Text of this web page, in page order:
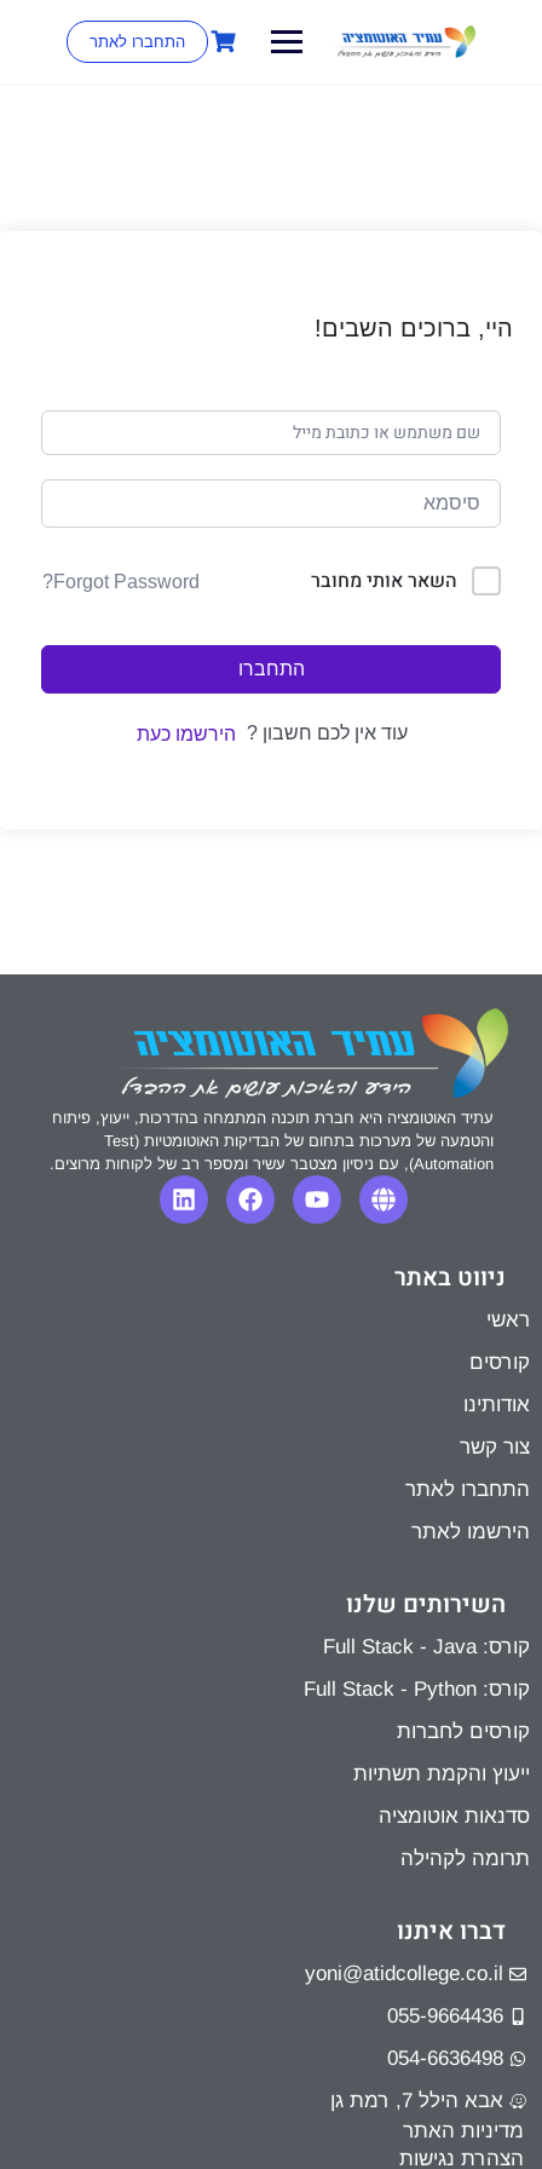
התחברו לאתר
היי, ברוכים השבים!
השאר אותי מחובר Forgot Password?
התחברו
עוד אין לכם חשבון ? הירשמו כעת
עתיד האוטומציה היא חברת תוכנה המתמחה בהדרכות, ייעוץ, פיתוח
והטמעה של מערכות בתחום של הבדיקות האוטומטיות (Test
Automation), עם ניסיון מצטבר עשיר ומספר רב של לקוחות מרוצים.
ניווט באתר
ראשי
קורסים
אודותינו
צור קשר
התחברו לאתר
הירשמו לאתר
השירותים שלנו
קורס: Full Stack - Java
קורס: Full Stack - Python
קורסים לחברות
ייעוץ והקמת תשתיות
סדנאות אוטומציה
תרומה לקהילה
דברו איתנו
yoni@atidcollege.co.il
055-9664436
054-6636498
אבא הילל 7, רמת גן
מדיניות האתר
הצהרת נגישות